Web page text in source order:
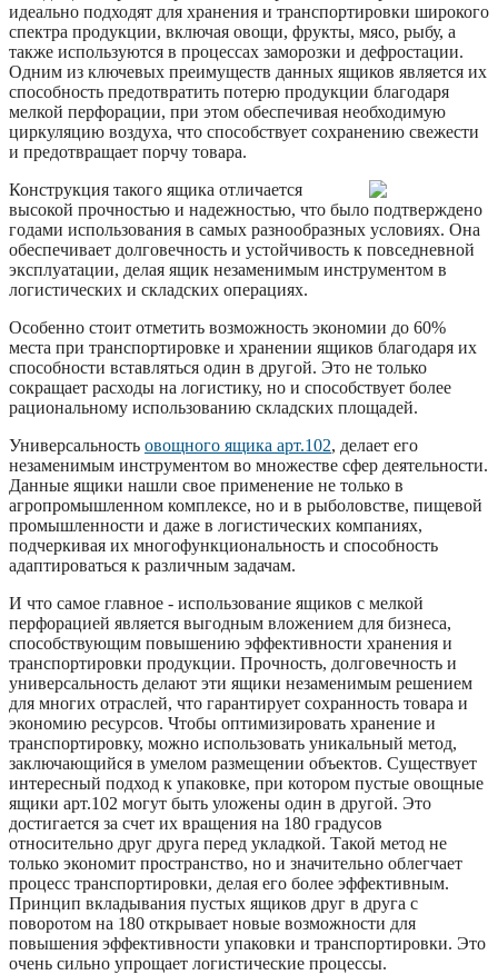
идеально подходят для хранения и транспортировки широкого
спектра продукции, включая овощи, фрукты, мясо, рыбу, а
также используются в процессах заморозки и дефростации.
Одним из ключевых преимуществ данных ящиков является их
способность предотвратить потерю продукции благодаря
мелкой перфорации, при этом обеспечивая необходимую
циркуляцию воздуха, что способствует сохранению свежести
и предотвращает порчу товара.
Конструкция такого ящика отличается
высокой прочностью и надежностью, что было подтверждено
годами использования в самых разнообразных условиях. Она
обеспечивает долговечность и устойчивость к повседневной
эксплуатации, делая ящик незаменимым инструментом в
логистических и складских операциях.
Особенно стоит отметить возможность экономии до 60%
места при транспортировке и хранении ящиков благодаря их
способности вставляться один в другой. Это не только
сокращает расходы на логистику, но и способствует более
рациональному использованию складских площадей.
Универсальность овощного ящика арт.102, делает его
незаменимым инструментом во множестве сфер деятельности.
Данные ящики нашли свое применение не только в
агропромышленном комплексе, но и в рыболовстве, пищевой
промышленности и даже в логистических компаниях,
подчеркивая их многофункциональность и способность
адаптироваться к различным задачам.
И что самое главное - использование ящиков с мелкой
перфорацией является выгодным вложением для бизнеса,
способствующим повышению эффективности хранения и
транспортировки продукции. Прочность, долговечность и
универсальность делают эти ящики незаменимым решением
для многих отраслей, что гарантирует сохранность товара и
экономию ресурсов. Чтобы оптимизировать хранение и
транспортировку, можно использовать уникальный метод,
заключающийся в умелом размещении объектов. Существует
интересный подход к упаковке, при котором пустые овощные
ящики арт.102 могут быть уложены один в другой. Это
достигается за счет их вращения на 180 градусов
относительно друг друга перед укладкой. Такой метод не
только экономит пространство, но и значительно облегчает
процесс транспортировки, делая его более эффективным.
Принцип вкладывания пустых ящиков друг в друга с
поворотом на 180 открывает новые возможности для
повышения эффективности упаковки и транспортировки. Это
очень сильно упрощает логистические процессы.